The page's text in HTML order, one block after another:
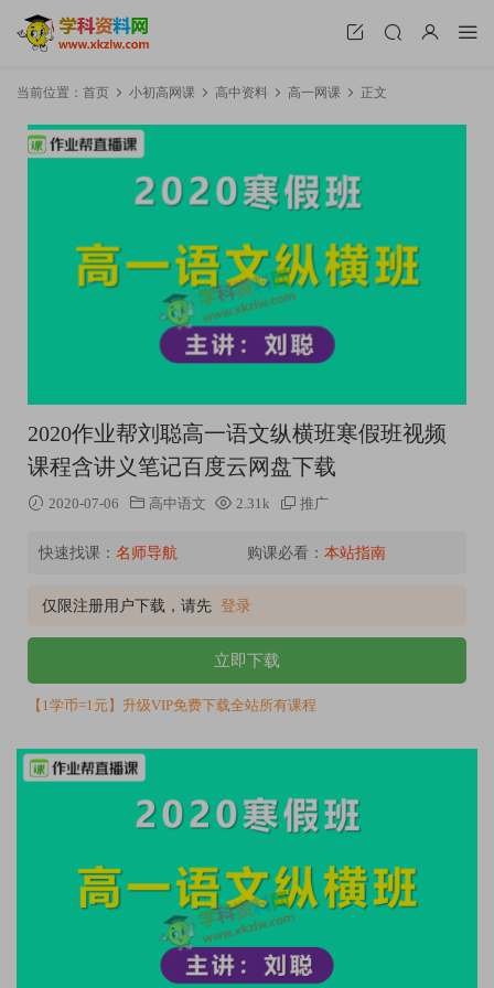
当前位置： 首页 小初高网课 高中资料 高一网课 正文
2020作业帮刘聪高一语文纵横班寒假班视频
课程含讲义笔记百度云网盘下载
2020-07-06 高中语文 2.31k 推广
快速找课： 名师导航 购课必看： 本站指南
仅限注册用户下载，请先 登录
立即下载
【1学币=1元】升级VIP免费下载全站所有课程